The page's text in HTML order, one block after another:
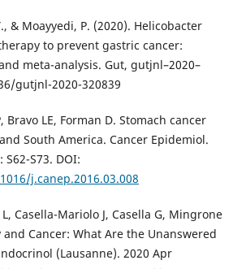
& Moayyedi, P. (2020). Helicobacter
to prevent gastric cancer:
meta-analysis. Gut, gutjnl–2020–
gutjnl-2020-320839
Bravo LE, Forman D. Stomach cancer
South America. Cancer Epidemiol.
S73. DOI:
j.canep.2016.03.008
Casella-Mariolo J, Casella G, Mingrone
Cancer: What Are the Unanswered
(Lausanne). 2020 Apr